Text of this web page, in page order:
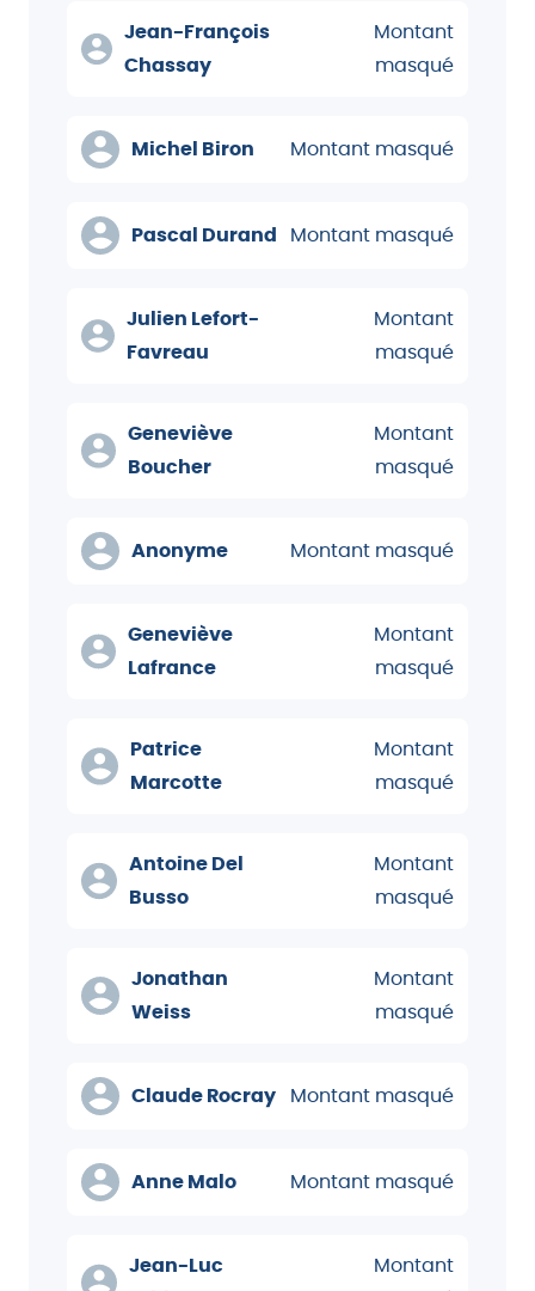
Jean-François
Chassay
Montant
masqué
Michel Biron Montant masqué
Pascal Durand Montant masqué
Julien Lefort-
Favreau
Montant
masqué
Geneviève
Boucher
Montant
masqué
Anonyme Montant masqué
Geneviève
Lafrance
Montant
masqué
Patrice
Marcotte
Montant
masqué
Antoine Del
Busso
Montant
masqué
Jonathan
Weiss
Montant
masqué
Claude Rocray Montant masqué
Anne Malo Montant masqué
Jean-Luc
Montant